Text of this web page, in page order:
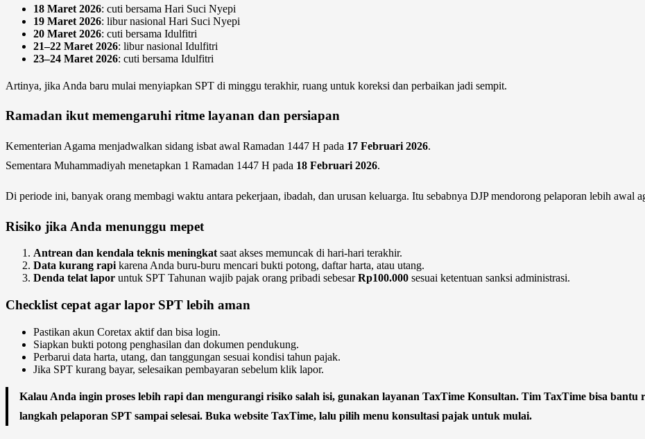
18 Maret 2026: cuti bersama Hari Suci Nyepi
19 Maret 2026: libur nasional Hari Suci Nyepi
20 Maret 2026: cuti bersama Idulfitri
21–22 Maret 2026: libur nasional Idulfitri
23–24 Maret 2026: cuti bersama Idulfitri
Artinya, jika Anda baru mulai menyiapkan SPT di minggu terakhir, ruang untuk koreksi dan perbaikan jadi sempit.
Ramadan ikut memengaruhi ritme layanan dan persiapan
Kementerian Agama menjadwalkan sidang isbat awal Ramadan 1447 H pada 17 Februari 2026.
Sementara Muhammadiyah menetapkan 1 Ramadan 1447 H pada 18 Februari 2026.
Di periode ini, banyak orang membagi waktu antara pekerjaan, ibadah, dan urusan keluarga. Itu sebabnya DJP mendorong pelaporan lebih awal
Risiko jika Anda menunggu mepet
Antrean dan kendala teknis meningkat saat akses memuncak di hari-hari terakhir.
Data kurang rapi karena Anda buru-buru mencari bukti potong, daftar harta, atau utang.
Denda telat lapor untuk SPT Tahunan wajib pajak orang pribadi sebesarRp100.000 sesuai ketentuan sanksi administrasi.
Checklist cepat agar lapor SPT lebih aman
Pastikan akun Coretax aktif dan bisa login.
Siapkan bukti potong penghasilan dan dokumen pendukung.
Perbarui data harta, utang, dan tanggungan sesuai kondisi tahun pajak.
Jika SPT kurang bayar, selesaikan pembayaran sebelum klik lapor.
Kalau Anda ingin proses lebih rapi dan mengurangi risiko salah isi, gunakan layanan TaxTime Konsultan. Tim TaxTime bisa bantu
langkah pelaporan SPT sampai selesai. Buka website TaxTime, lalu pilih menu konsultasi pajak untuk mulai.